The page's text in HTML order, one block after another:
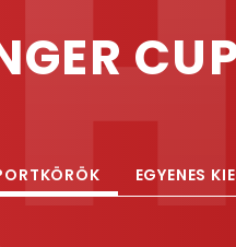
EGYENES